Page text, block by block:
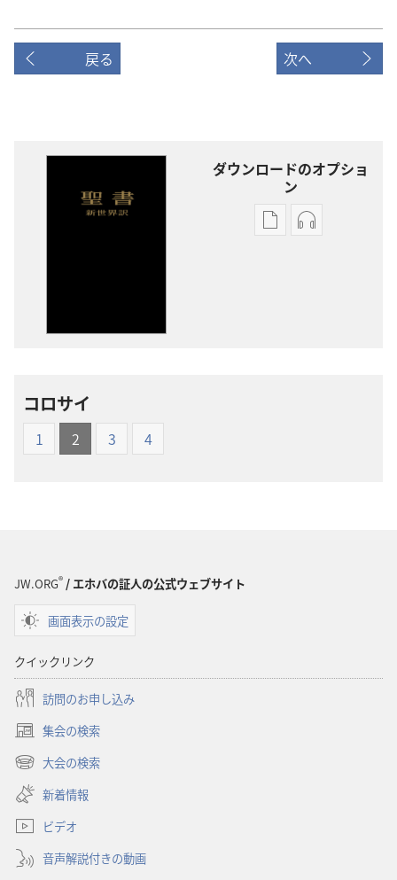
戻る 次へ
ダウンロードのオプショ
ン
出
年
オー
年
コロサイ
1 2 3 4
JW.ORG®/ エホバの証人の公式ウェブサイト
画面表示の設定
クイックリンク
訪問のお申し込み
集会の検索
（新
し
タ
で
開
く）
大会の検索
（新
し
い
タ
ブ
で
新着情報
ビデオ
音声解説付きの動画